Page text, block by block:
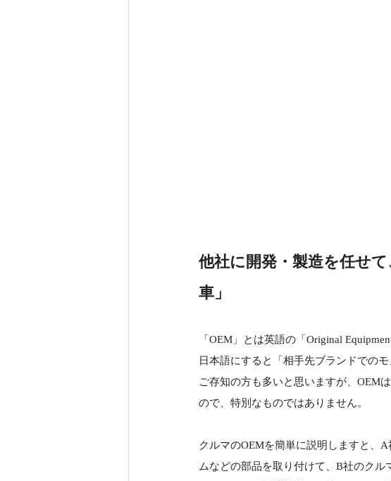
他社に開発・製造を任せ
車」
「OEM」とは英語の「Original
日本語にすると「相手先ブランドでの
ご存知の方も多いと思いますが、OEM
ので、特別なものではありません。
クルマのOEMを簡単に説明しますと、
ムなどの部品を取り付けて、B社のクル